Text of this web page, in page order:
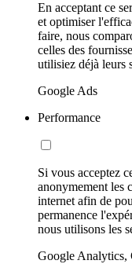
En acceptant ce
et optimiser
faire, nous
celles des
utilisiez déjà leurs
Google Ads
Performance
Si vous acceptez
anonymement les
internet afin de
permanence
nous utilisons les
Google Analytics,